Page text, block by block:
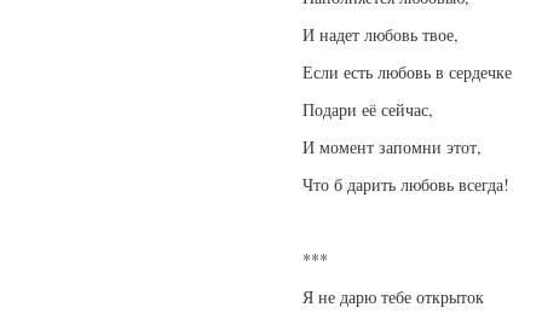
И надет любовь твое,
Если есть любовь в сердечке
Подари её сейчас,
И момент запомни этот,
Что б дарить любовь всегда!
***
Я не дарю тебе открыток